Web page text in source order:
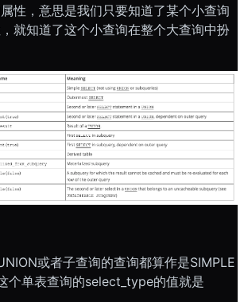
性，意思是我们只要知道了某个小查询
就知道了这个小查询在整个大查询中扮
或者子查询的查询都算作是SIMPLE
个单表查询的select_type的值就是